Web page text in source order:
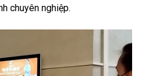
chuyên nghiệp.